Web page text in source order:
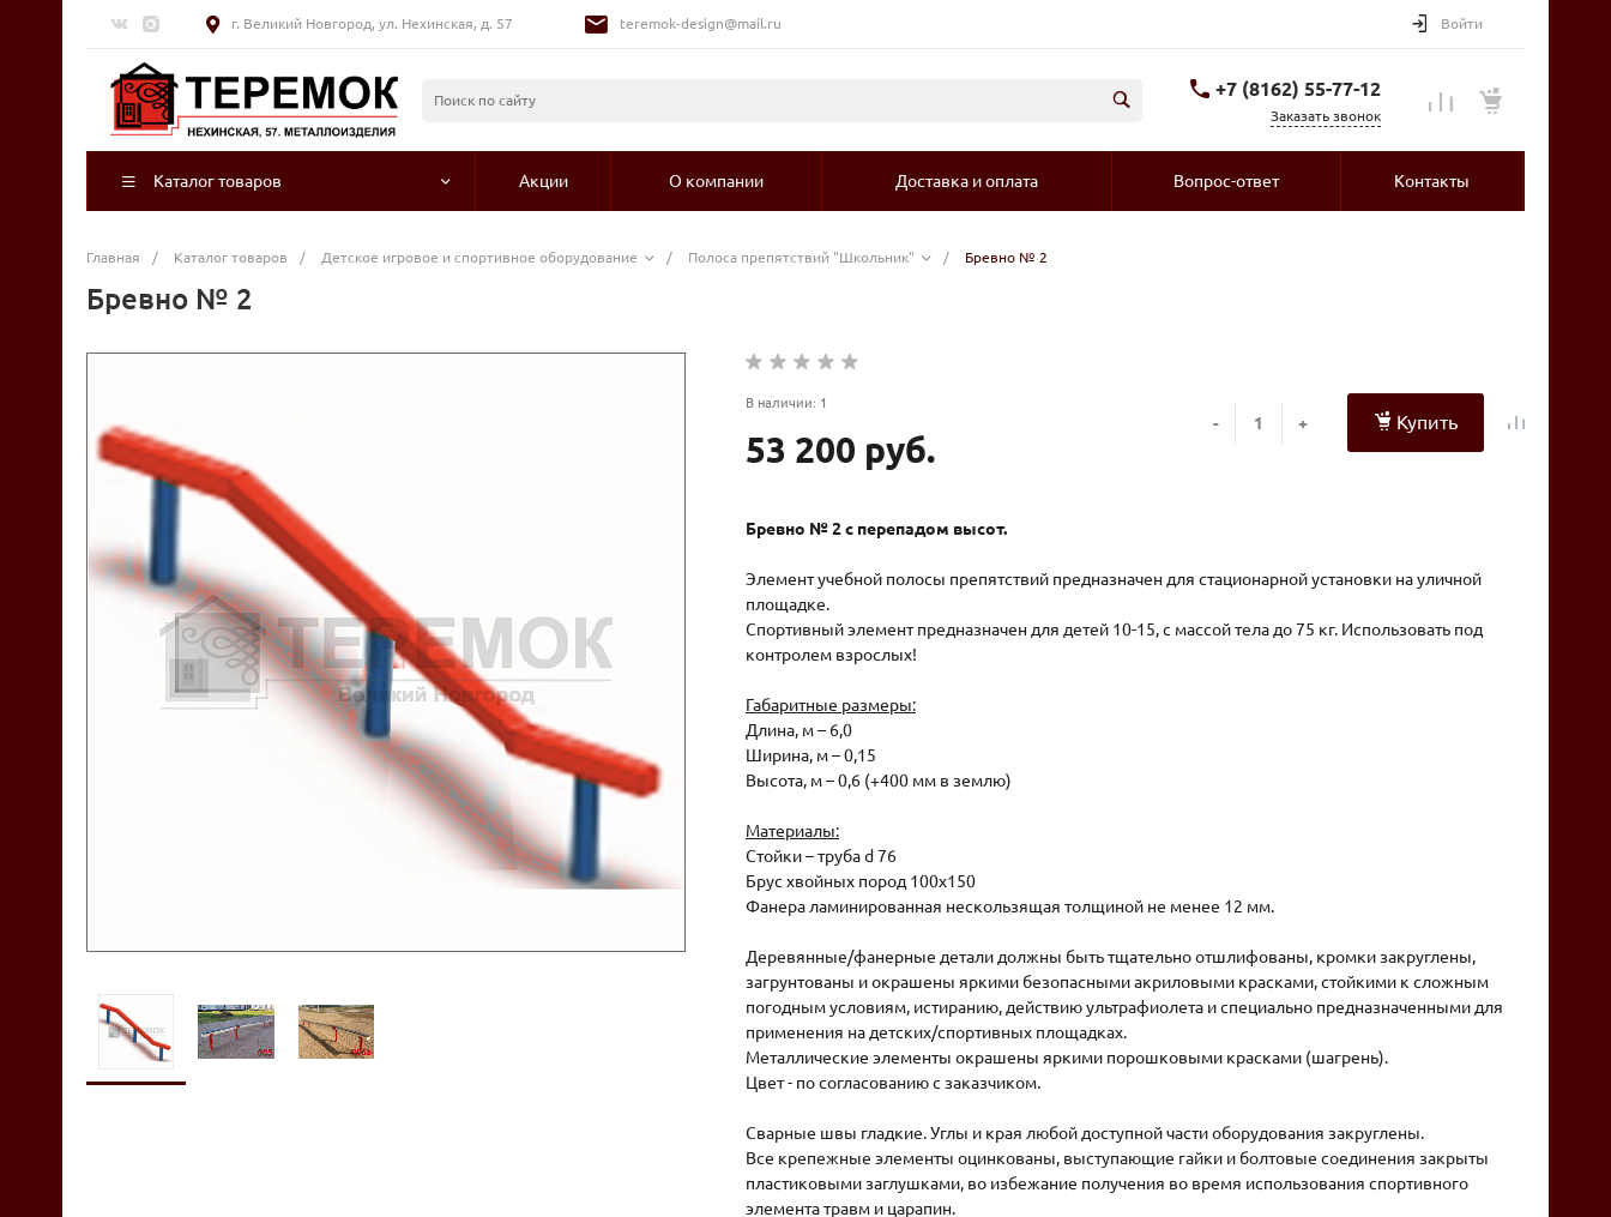
г. Великий Новгород, ул. Нехинская, д. 57 teremok-design@mail.ru Войти
+7 (8162) 55-77-12
Заказать звонок
Каталог товаров Акции О компании Доставка и оплата Вопрос-ответ Контакты
Главная / Каталог товаров / Детское игровое и спортивное оборудование / Полоса препятствий "Школьник" / Бревно № 2
Бревно № 2
В наличии: 1
53 200 руб.
- + Купить
Бревно № 2 с перепадом высот.
Элемент учебной полосы препятствий предназначен для стационарной установки на уличной
площадке.
Спортивный элемент предназначен для детей 10-15, с массой тела до 75 кг. Использовать под
контролем взрослых!
Габаритные размеры:
Длина, м – 6,0
Ширина, м – 0,15
Высота, м – 0,6 (+400 мм в землю)
Материалы:
Стойки – труба d 76
Брус хвойных пород 100х150
Фанера ламинированная нескользящая толщиной не менее 12 мм.
Деревянные/фанерные детали должны быть тщательно отшлифованы, кромки закруглены,
загрунтованы и окрашены яркими безопасными акриловыми красками, стойкими к сложным
погодным условиям, истиранию, действию ультрафиолета и специально предназначенными для
применения на детских/спортивных площадках.
Металлические элементы окрашены яркими порошковыми красками (шагрень).
Цвет - по согласованию с заказчиком.
Сварные швы гладкие. Углы и края любой доступной части оборудования закруглены.
Все крепежные элементы оцинкованы, выступающие гайки и болтовые соединения закрыты
пластиковыми заглушками, во избежание получения во время использования спортивного
элемента травм и царапин.